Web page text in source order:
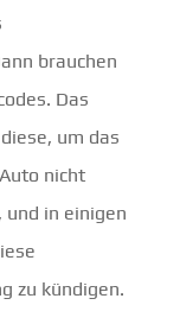
brauchen
Das
um das
nicht
und in einigen
zu kündigen.